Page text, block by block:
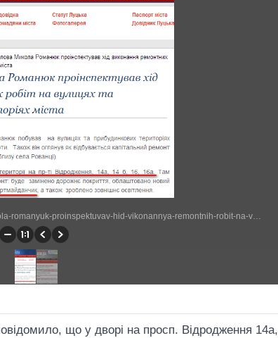
що у дворі на просп. Відродження 14а,